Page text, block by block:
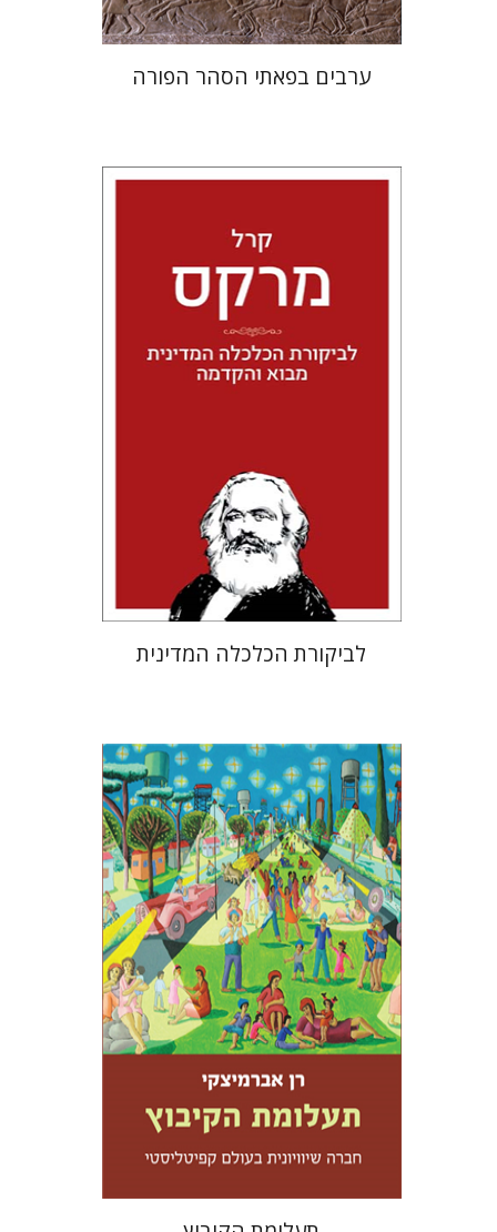
ערבים בפאתי הסהר הפורה
טל מאיר גלעדי
הנחת אתר ספר מודפס
$27
$24
לביקורת הכלכלה המדינית
רן אברמיצקי
עמנואל לוטם
הנחת אתר ספר מודפס
$35
$32